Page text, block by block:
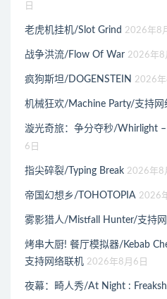
日
老虎机挂机/Slot Grind 2026年8
战争洪流/Flow Of War 2026年8
疯狗斯坦/DOGENSTEIN 2026年
机械狂欢/Machine Party/支持网
漩光奇旅：争分夺秒/Whirlight –
6日
指尖碎裂/Typing Break 2026年8
帝国幻想乡/TOHOTOPIA 2026
雾影猎人/Mistfall Hunter/支持
烤串大厨! 餐厅模拟器/Kebab
支持网络联机 2026年8月6日
夜幕：畸人秀/At Night :